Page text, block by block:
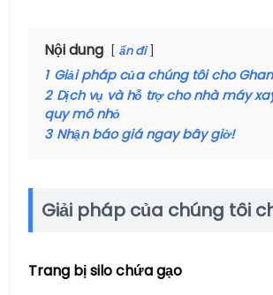
Nội dung ẩn đi
1 Giải pháp của chúng tôi cho
2 Dịch vụ và hỗ trợ cho nhà máy
quy mô nhỏ
3 Nhận báo giá ngay bây giờ!
Giải pháp của chúng tôi
Trang bị silo chứa gạo